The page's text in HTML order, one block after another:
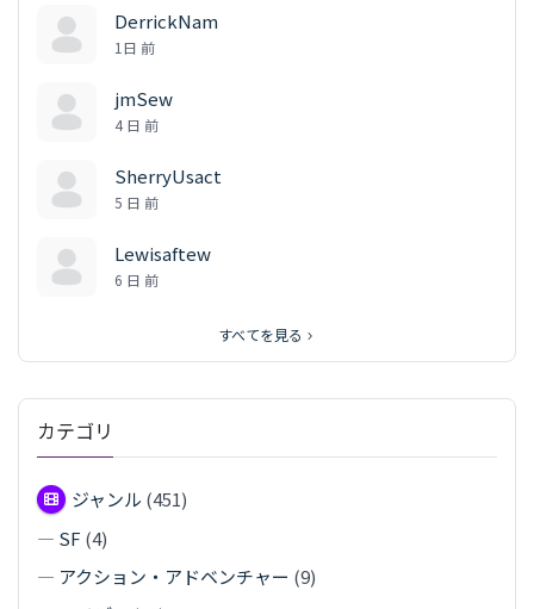
DerrickNam
1日 前
jmSew
4 日 前
SherryUsact
5 日 前
Lewisaftew
6 日 前
すべてを見る
カテゴリ
ジャンル (451)
— SF (4)
— アクション・アドベンチャー (9)